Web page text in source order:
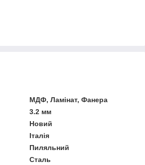
МДФ, Ламінат, Фанера
3.2 мм
Новий
Італія
Пиляльний
Сталь